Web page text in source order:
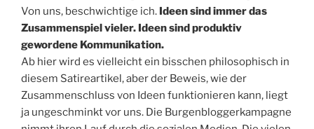
Von uns, beschwichtige ich. Ideen sind immer das
Zusammenspiel vieler. Ideen sind produktiv
gewordene Kommunikation.
Ab hier wird es vielleicht ein bisschen philosophisch in
diesem Satireartikel, aber der Beweis, wie der
Zusammenschluss von Ideen funktionieren kann, liegt
ja ungeschminkt vor uns. Die Burgenbloggerkampagne